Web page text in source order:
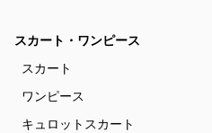
スカート・ワンピース
スカート
ワンピース
キュロットスカート